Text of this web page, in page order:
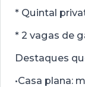
* Quintal
* 2 vagas de
Destaques
•Casa plana: